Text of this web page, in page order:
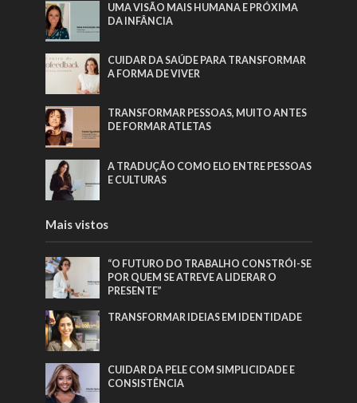
UMA VISÃO MAIS HUMANA E PRÓXIMA
DA INFÂNCIA
CUIDAR DA SAÚDE PARA TRANSFORMAR
A FORMA DE VIVER
TRANSFORMAR PESSOAS, MUITO ANTES
DE FORMAR ATLETAS
A TRADUÇÃO COMO ELO ENTRE PESSOAS
E CULTURAS
Mais vistos
“O FUTURO DO TRABALHO CONSTRÓI-SE
POR QUEM SE ATREVE A LIDERAR O
PRESENTE”
TRANSFORMAR IDEIAS EM IDENTIDADE
CUIDAR DA PELE COM SIMPLICIDADE E
CONSISTÊNCIA